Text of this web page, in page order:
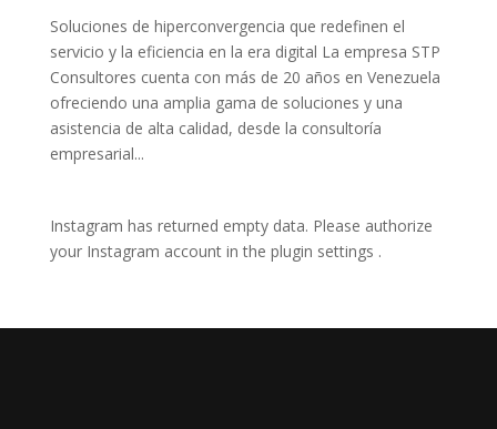
Soluciones de hiperconvergencia que redefinen el
servicio y la eficiencia en la era digital La empresa STP
Consultores cuenta con más de 20 años en Venezuela
ofreciendo una amplia gama de soluciones y una
asistencia de alta calidad, desde la consultoría
empresarial...
Instagram has returned empty data. Please authorize
your Instagram account in the plugin settings .